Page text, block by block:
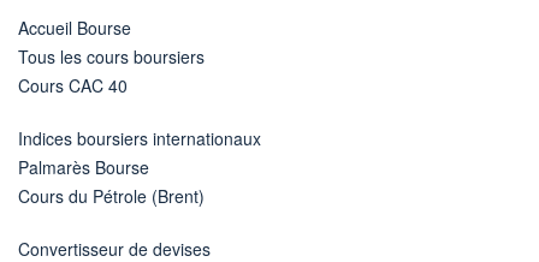
Accueil Bourse
Tous les cours boursiers
Cours CAC 40
Indices boursiers internationaux
Palmarès Bourse
Cours du Pétrole (Brent)
Convertisseur de devises